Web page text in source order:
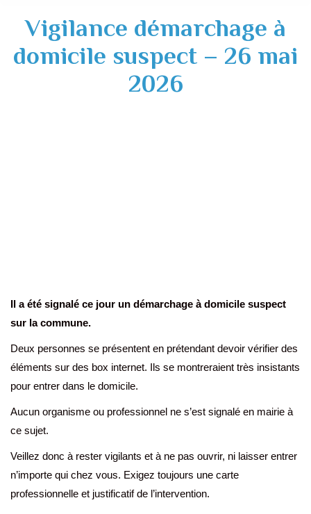
Vigilance démarchage à
domicile suspect – 26 mai
2026
Il a été signalé ce jour un démarchage à domicile suspect
sur la commune.
Deux personnes se présentent en prétendant devoir vérifier des
éléments sur des box internet. Ils se montreraient très insistants
pour entrer dans le domicile.
Aucun organisme ou professionnel ne s’est signalé en mairie à
ce sujet.
Veillez donc à rester vigilants et à ne pas ouvrir, ni laisser entrer
n’importe qui chez vous. Exigez toujours une carte
professionnelle et justificatif de l’intervention.